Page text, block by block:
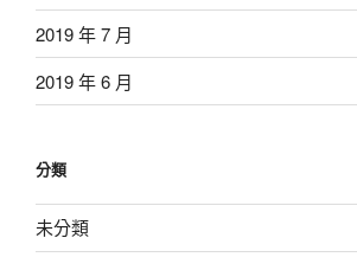
2019 年 7 月
2019 年 6 月
分類
未分類